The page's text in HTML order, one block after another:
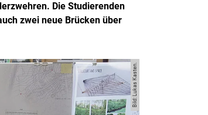
Die Studierenden
zwei neue Brücken über
Bild: Lukas Kasten.